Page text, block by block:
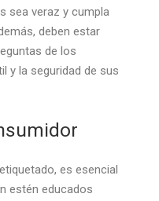
sea veraz y cumpla
deben estar
de los
y la seguridad de sus
es esencial
estén educados